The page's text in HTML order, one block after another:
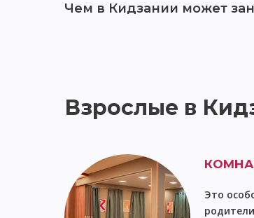
Уважаемые гости, 15 и
каникулы" по
Чем в Кидзании может
Взрослые в
Это